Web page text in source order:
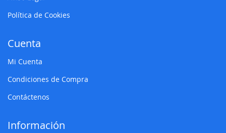
Política de Cookies
Cuenta
Mi Cuenta
Condiciones de Compra
Contáctenos
Información